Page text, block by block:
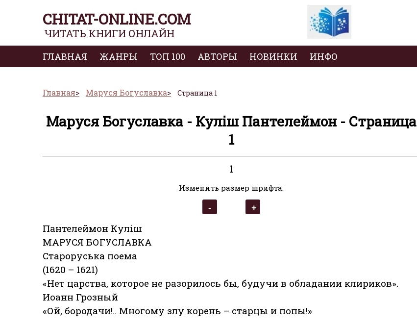
CHITAT-ONLINE.COM
ЧИТАТЬ КНИГИ ОНЛАЙН
ГЛАВНАЯ ЖАНРЫ ТОП 100 АВТОРЫ НОВИНКИ ИНФО
Главная Маруся Богуславка Страница 1
Маруся Богуславка - Куліш Пантелеймон - Страница
1
1
Изменить размер шрифта:
Пантелеймон Куліш
МАРУСЯ БОГУСЛАВКА
Староруська поема
(1620 – 1621)
«Нет царства, которое не разорилось бы, будучи в обладании клириков».
Иоанн Грозный
«Ой, бородачи!.. Многому злу корень – старцы и попы!»